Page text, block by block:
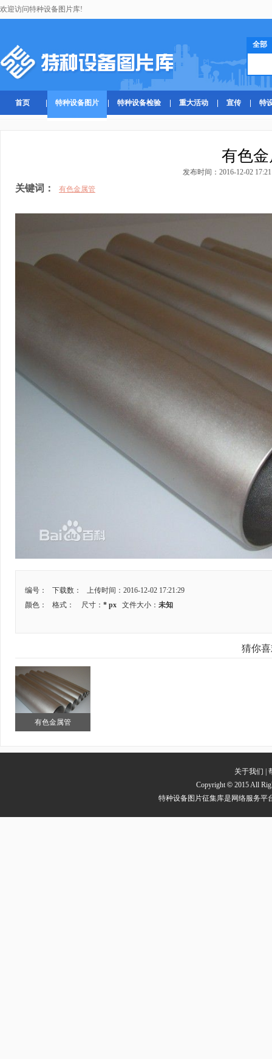
欢迎访问特种设备图片库!
全部
首页 特种设备图片 特种设备检验 重大活动 宣传 特
有色
发布时间：2016-12-02
关键词： 有色金属管
编号： 下载数：
上传时间：2016-12-02 17:21:29
颜色：
格式： 尺寸： * px 文件大小： 未知
猜你
有色金属管
关于我们
Copyright© 2015 All
特种设备图片征集库是网络服务平